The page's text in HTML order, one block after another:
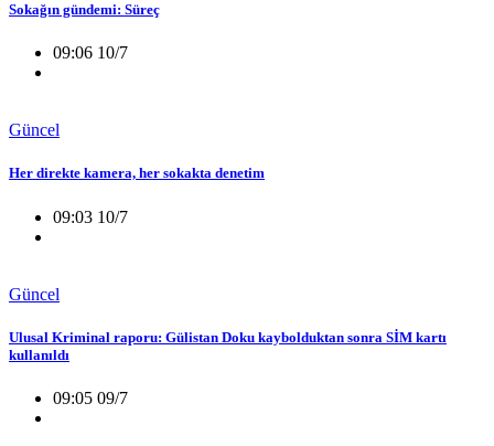
Sokağın gündemi: Süreç
09:06 10/7
Güncel
Her direkte kamera, her sokakta denetim
09:03 10/7
Güncel
Ulusal Kriminal raporu: Gülistan Doku kaybolduktan sonra SİM kartı
kullanıldı
09:05 09/7